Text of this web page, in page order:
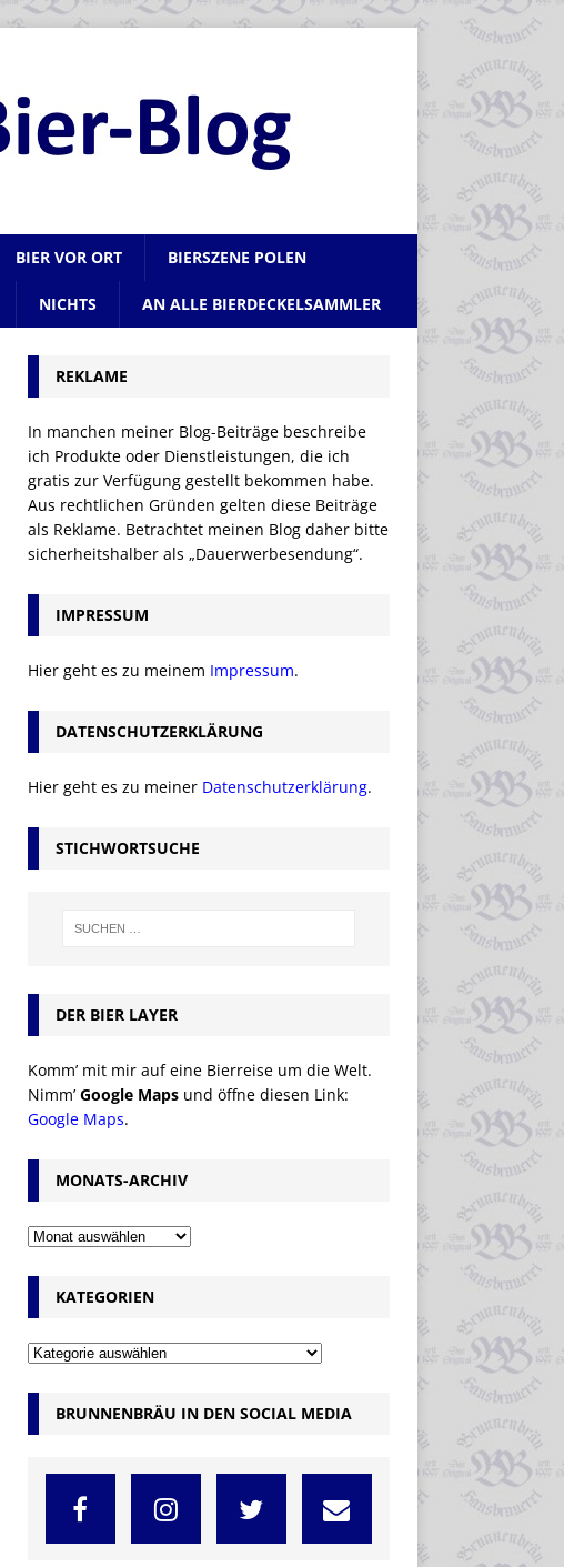
BIER VOR ORT BIERSZENE POLEN
NICHTS AN ALLE BIERDECKELSAMMLER
REKLAME
In manchen meiner Blog-Beiträge beschreibe
ich Produkte oder Dienstleistungen, die ich
gratis zur Verfügung gestellt bekommen habe.
Aus rechtlichen Gründen gelten diese Beiträge
als Reklame. Betrachtet meinen Blog daher bitte
sicherheitshalber als „Dauerwerbesendung“.
IMPRESSUM
Hier geht es zu meinem Impressum.
DATENSCHUTZERKLÄRUNG
Hier geht es zu meiner Datenschutzerklärung.
STICHWORTSUCHE
DER BIER LAYER
Komm’ mit mir auf eine Bierreise um die Welt.
Nimm’ Google Maps und öffne diesen Link:
Google Maps.
MONATS-ARCHIV
KATEGORIEN
BRUNNENBRÄU IN DEN SOCIAL MEDIA